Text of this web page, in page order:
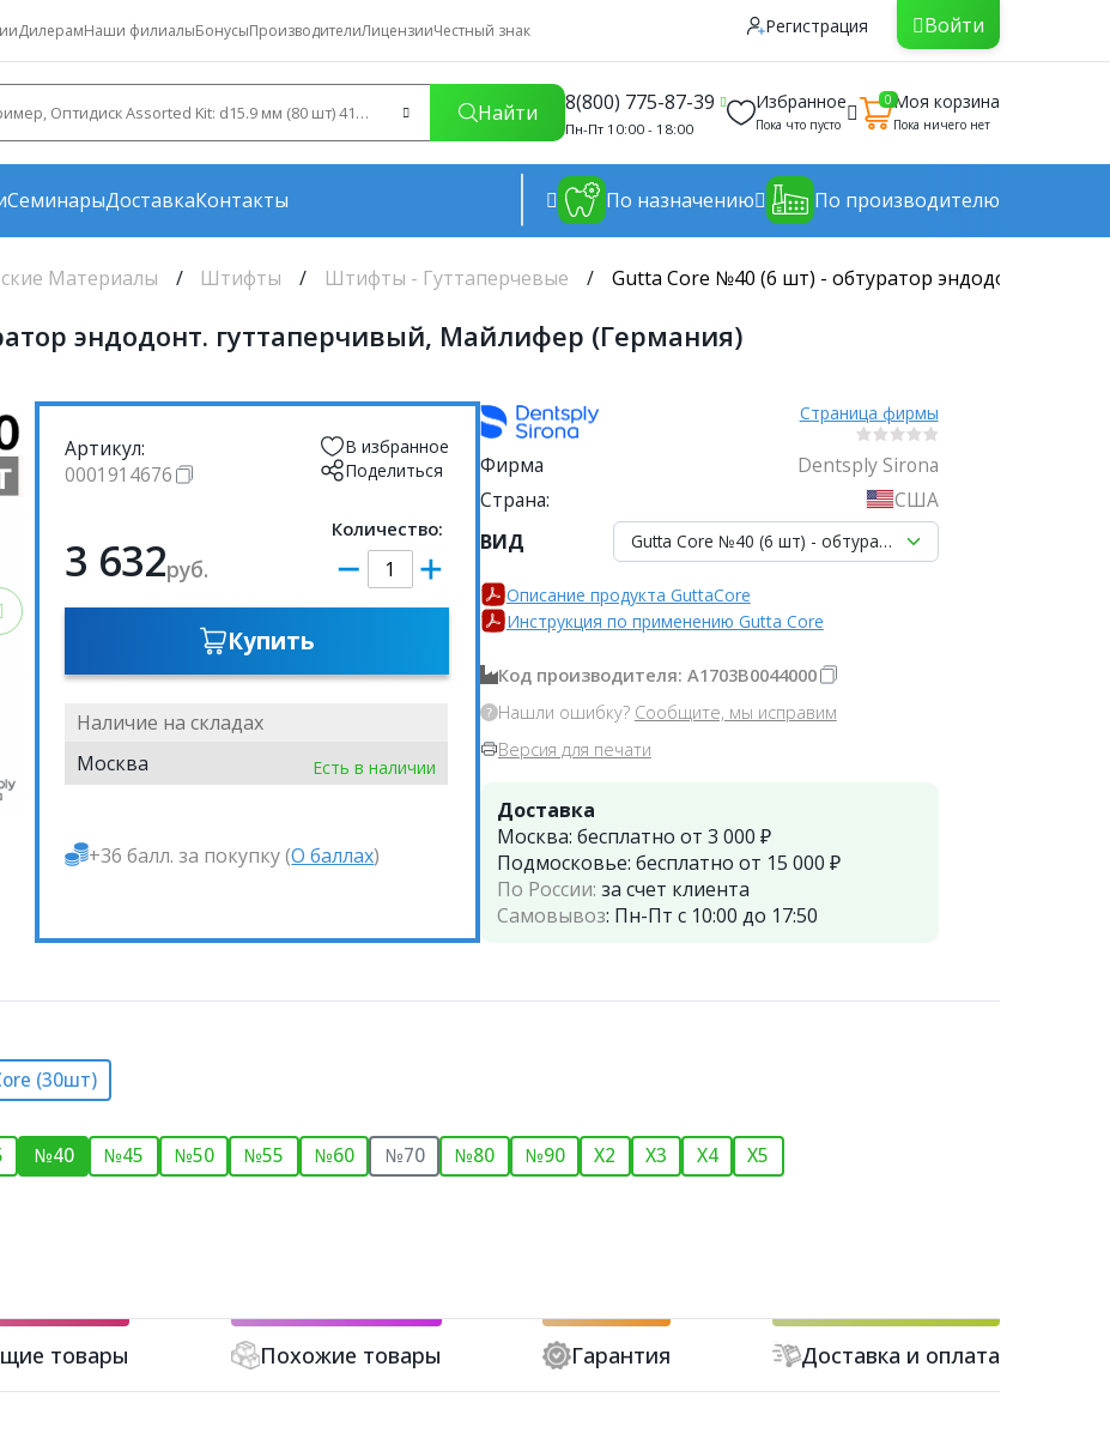
ДилерамНаши филиалыБонусыПроизводителиЛицензииЧестный знак Регистрация Войти
Найти 8(800) 775-87-39
Пн-Пт 10:00 - 18:00
Избранное
Пока что пусто
0Моя корзина
Пока ничего нет
СеминарыДоставкаКонтакты По назначению По производителю
Материалы Штифты Штифты - Гуттаперчевые Gutta Core №40 (6 шт) - обтуратор эндодонт.
эндодонт. гуттаперчивый, Майлифер (Германия)
Артикул:
0001914676
В избранное
Поделиться
3 632руб.
Количество:
Купить
Наличие на складах
Москва
Есть в наличии
+36 балл. за покупку (О баллах)
Страница фирмы
Фирма
Dentsply Sirona
Страна:
США
ВИД
Gutta Core №40 (6 шт) - обтуратор эндодонт.
Описание продукта GuttaCore
Инструкция по применению Gutta Core
Код производителя: A1703B0044000
Нашли ошибку? Сообщите, мы исправим
Версия для печати
Доставка
Москва: бесплатно от 3 000 ₽
Подмосковье: бесплатно от 15 000 ₽
По России: за счет клиента
Самовывоз: Пн-Пт с 10:00 до 17:50
(30шт)
№40 №45 №50 №55 №60 №70 №80 №90 X2 X3 X4 X5
товары Похожие товары Гарантия Доставка и оплата